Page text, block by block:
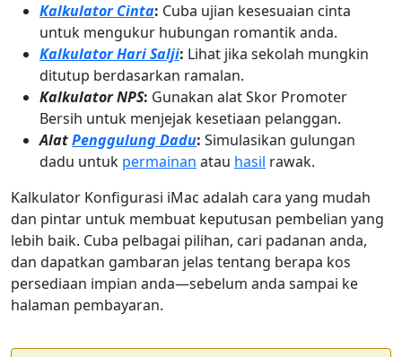
Kalkulator Cinta: Cuba ujian kesesuaian cinta
untuk mengukur hubungan romantik anda.
Kalkulator Hari Salji: Lihat jika sekolah mungkin
ditutup berdasarkan ramalan.
Kalkulator NPS: Gunakan alat Skor Promoter
Bersih untuk menjejak kesetiaan pelanggan.
AlatPenggulung Dadu: Simulasikan gulungan
dadu untuk permainan atau hasil rawak.
Kalkulator Konfigurasi iMac adalah cara yang mudah
dan pintar untuk membuat keputusan pembelian yang
lebih baik. Cuba pelbagai pilihan, cari padanan anda,
dan dapatkan gambaran jelas tentang berapa kos
persediaan impian anda—sebelum anda sampai ke
halaman pembayaran.